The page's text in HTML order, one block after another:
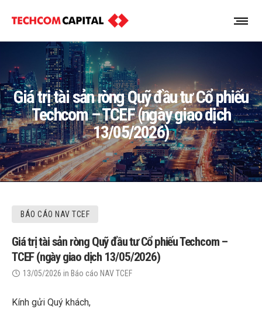
Giá trị tài sản ròng Quỹ đầu tư Cổ phiếu
Techcom – TCEF (ngày giao dịch
13/05/2026)
BÁO CÁO NAV TCEF
Giá trị tài sản ròng Quỹ đầu tư Cổ phiếu Techcom –
TCEF (ngày giao dịch 13/05/2026)
13/05/2026 in Báo cáo NAV TCEF
Kính gửi Quý khách,